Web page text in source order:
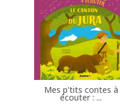
Mes p'tits contes à
écouter : ...